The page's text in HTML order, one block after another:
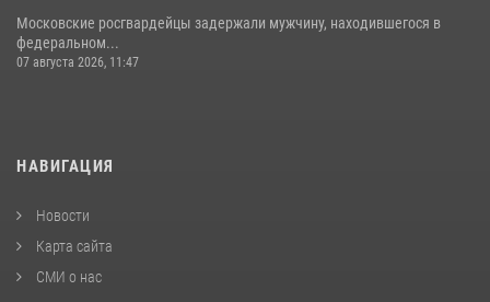
Московские росгвардейцы задержали мужчину, находившегося в
федеральном...
07 августа 2026, 11:47
НАВИГАЦИЯ
Новости
Карта сайта
СМИ о нас